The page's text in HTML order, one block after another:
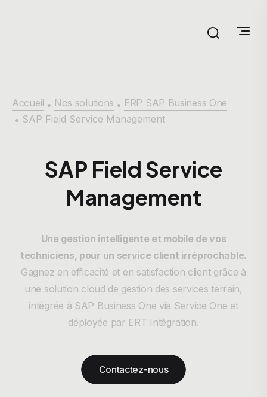
Accueil • Nos solutions • ERP SAP Business One
• SAP Field Service Management
SAP Field Service
Management
Une gestion intelligente et mobile de vos
techniciens, pour un service client irréprochable.
Gagnez en efficacité et en satisfaction client grâce à
une solution cloud de gestion des services terrain,
intégrée à SAP Business One via Service One et
déployée par ERT Intégration.
Contactez-nous